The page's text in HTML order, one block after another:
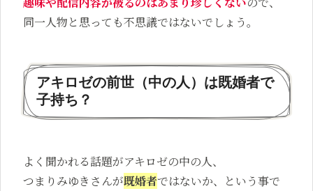
同一人物と思っても不思議ではないでしょう。
アキロゼの前世（中の人）は既婚者で
子持ち？
よく聞かれる話題がアキロゼの中の人、
つまりみゆきさんが既婚者ではないか、という事で